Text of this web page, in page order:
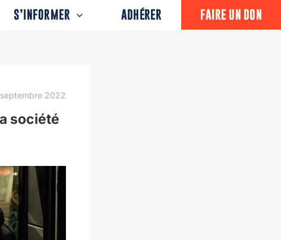
S’INFORMER ADHÉRER FAIRE UN DON
2022
société